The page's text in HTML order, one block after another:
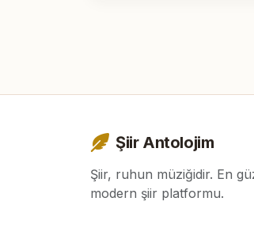
Şiir Antolojim
Şiir, ruhun müziğidir. En
modern şiir platformu.